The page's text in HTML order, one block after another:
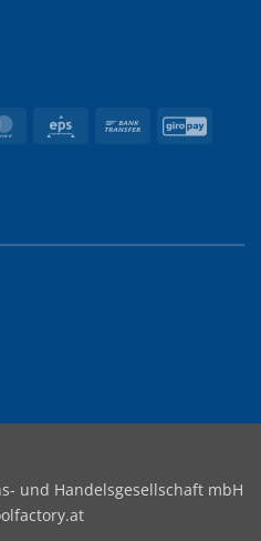
MasterCard
Eps
Bank
und Handelsgesellschaft mbH